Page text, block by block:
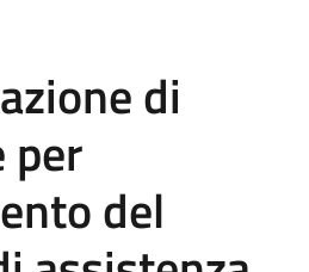
di
per
del